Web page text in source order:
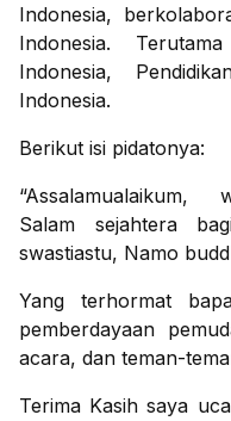
Indonesia,
Indonesia.
Indonesia,
Indonesia.
Berikut isi pidatonya:
“Assalamualaikum,
Salam sejahtera
swastiastu, Namo
Yang terhormat
pemberdayaan
acara, dan teman-
Terima Kasih saya